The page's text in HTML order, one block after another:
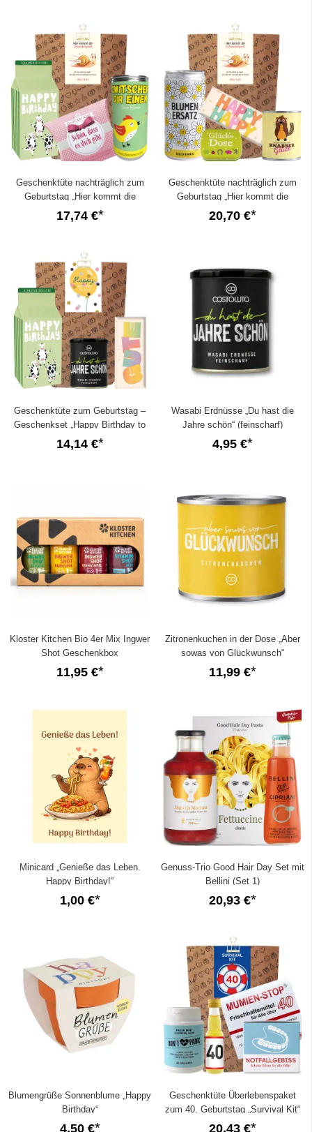
Geschenktüte nachträglich zum
Geburtstag „Hier kommt die
Schneckenpost!“ (Set 3)
17,74 €
Geschenktüte nachträglich zum
Geburtstag „Hier kommt die
Schneckenpost!“ (Set 2)
20,70 €
Geschenktüte zum Geburtstag –
Geschenkset „Happy Birthday to
you!“ (Set 26)
14,14 €
Wasabi Erdnüsse „Du hast die
Jahre schön“ (feinscharf)
4,95 €
Kloster Kitchen Bio 4er Mix Ingwer
Shot Geschenkbox
11,95 €
Zitronenkuchen in der Dose „Aber
sowas von Glückwunsch“
11,99 €
Minicard „Genieße das Leben.
Happy Birthday!“
1,00 €
Genuss-Trio Good Hair Day Set mit
Bellini (Set 1)
20,93 €
Blumengrüße Sonnenblume „Happy
Birthday“
4,50 €
Geschenktüte Überlebenspaket
zum 40. Geburtstag „Survival Kit“
(Set 5)
20,43 €